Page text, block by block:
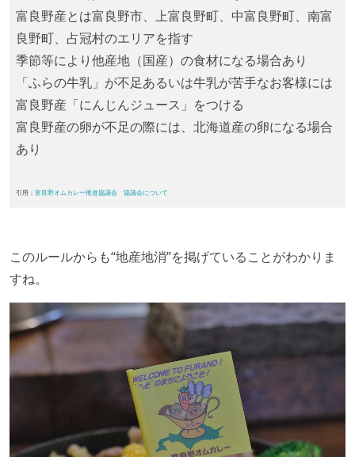
富良野産とは富良野市、上富良野町、中富良野町、南富
良野町、占冠村のエリアを指す
季節等により他産地（国産）の食材になる場合あり
「ふらの牛乳」が不足あるいは牛乳が苦手なお客様には
富良野産「にんじんジュース」をつける
富良野産の卵が不足の際には、北海道産の卵になる場合
あり
引用： 富良野オムカレー推進協議会 協議会について
このルールからも“地産地消”を掲げていることがわかりま
すね。